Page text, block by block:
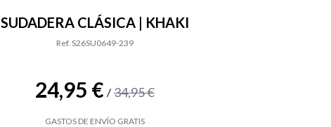
SUDADERA CLÁSICA | KHAKI
Ref. S26SU0649-239
24,95 € / 34,95 €
GASTOS DE ENVÍO GRATIS